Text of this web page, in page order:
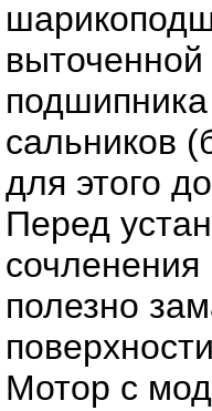
выточенной
сальников
для этого
Перед
сочленения
полезно
Мотор с